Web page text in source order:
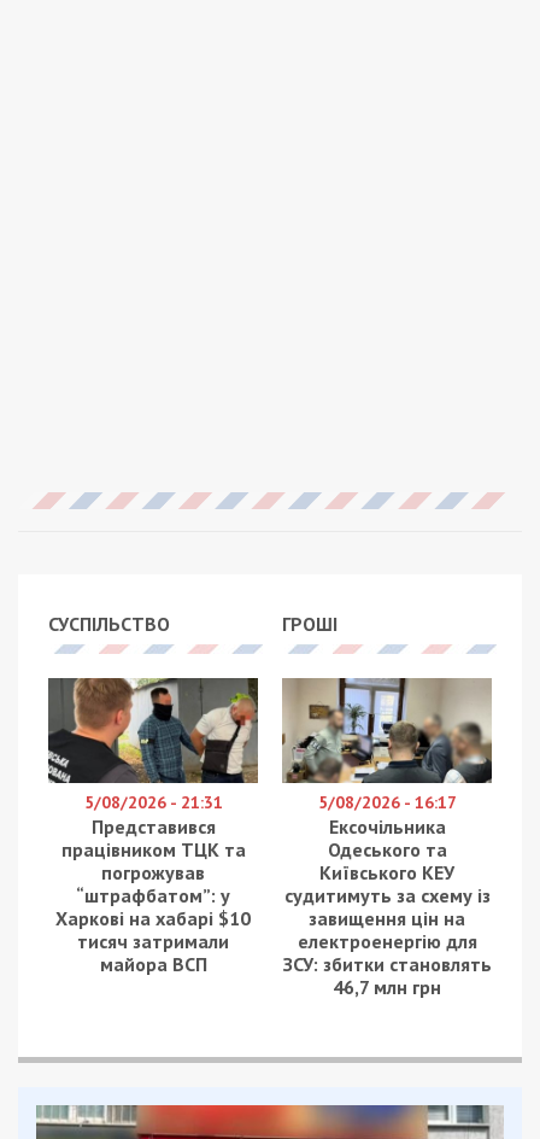
СУСПІЛЬСТВО
5/08/2026 - 21:31
Представився
працівником ТЦК та
погрожував
“штрафбатом”: у
Харкові на хабарі $10
тисяч затримали
майора ВСП
ГРОШІ
5/08/2026 - 16:17
Ексочільника
Одеського та
Київського КЕУ
судитимуть за схему із
завищення цін на
електроенергію для
ЗСУ: збитки становлять
46,7 млн грн